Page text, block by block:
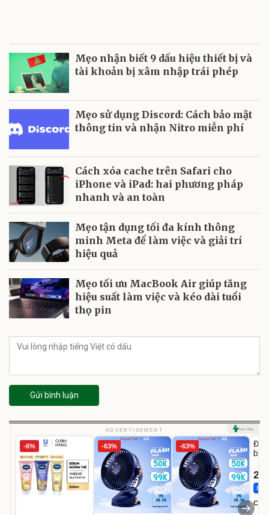
Mẹo nhận biết 9 dấu hiệu thiết bị và
tài khoản bị xâm nhập trái phép
Mẹo sử dụng Discord: Cách bảo mật
thông tin và nhận Nitro miễn phí
Cách xóa cache trên Safari cho
iPhone và iPad: hai phương pháp
nhanh và an toàn
Mẹo tận dụng tối đa kính thông
minh Meta để làm việc và giải trí
hiệu quả
Mẹo tối ưu MacBook Air giúp tăng
hiệu suất làm việc và kéo dài tuổi
thọ pin
Gửi bình luận
ADVERTISEMENT
-6% -63% -63%
Đai
bé
Hot